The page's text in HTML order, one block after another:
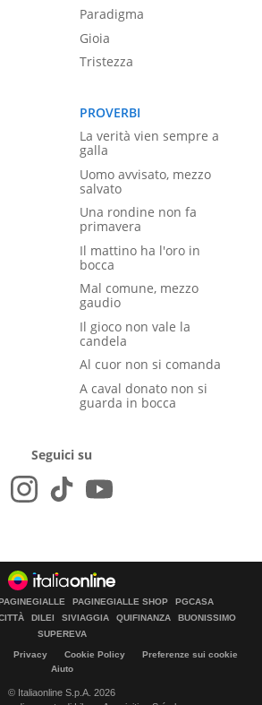
Paradigma
Gioia
Tristezza
PROVERBI
La verità vien sempre a
galla
Uomo avvisato, mezzo
salvato
Una rondine non fa
primavera
Il mattino ha l'oro in
bocca
Mal comune, mezzo
gaudio
Il gioco non vale la
candela
Al cuor non si comanda
A caval donato non si
guarda in bocca
Seguici su
PAGINEGIALLE PAGINEGIALLE SHOP
PGCASA
DILEI SIVIAGGIA QUIFINANZA
BUONISSIMO
SUPEREVA
Privacy Cookie Policy
Preferenze sui cookie
Aiuto
© Italiaonline S.p.A. 2026